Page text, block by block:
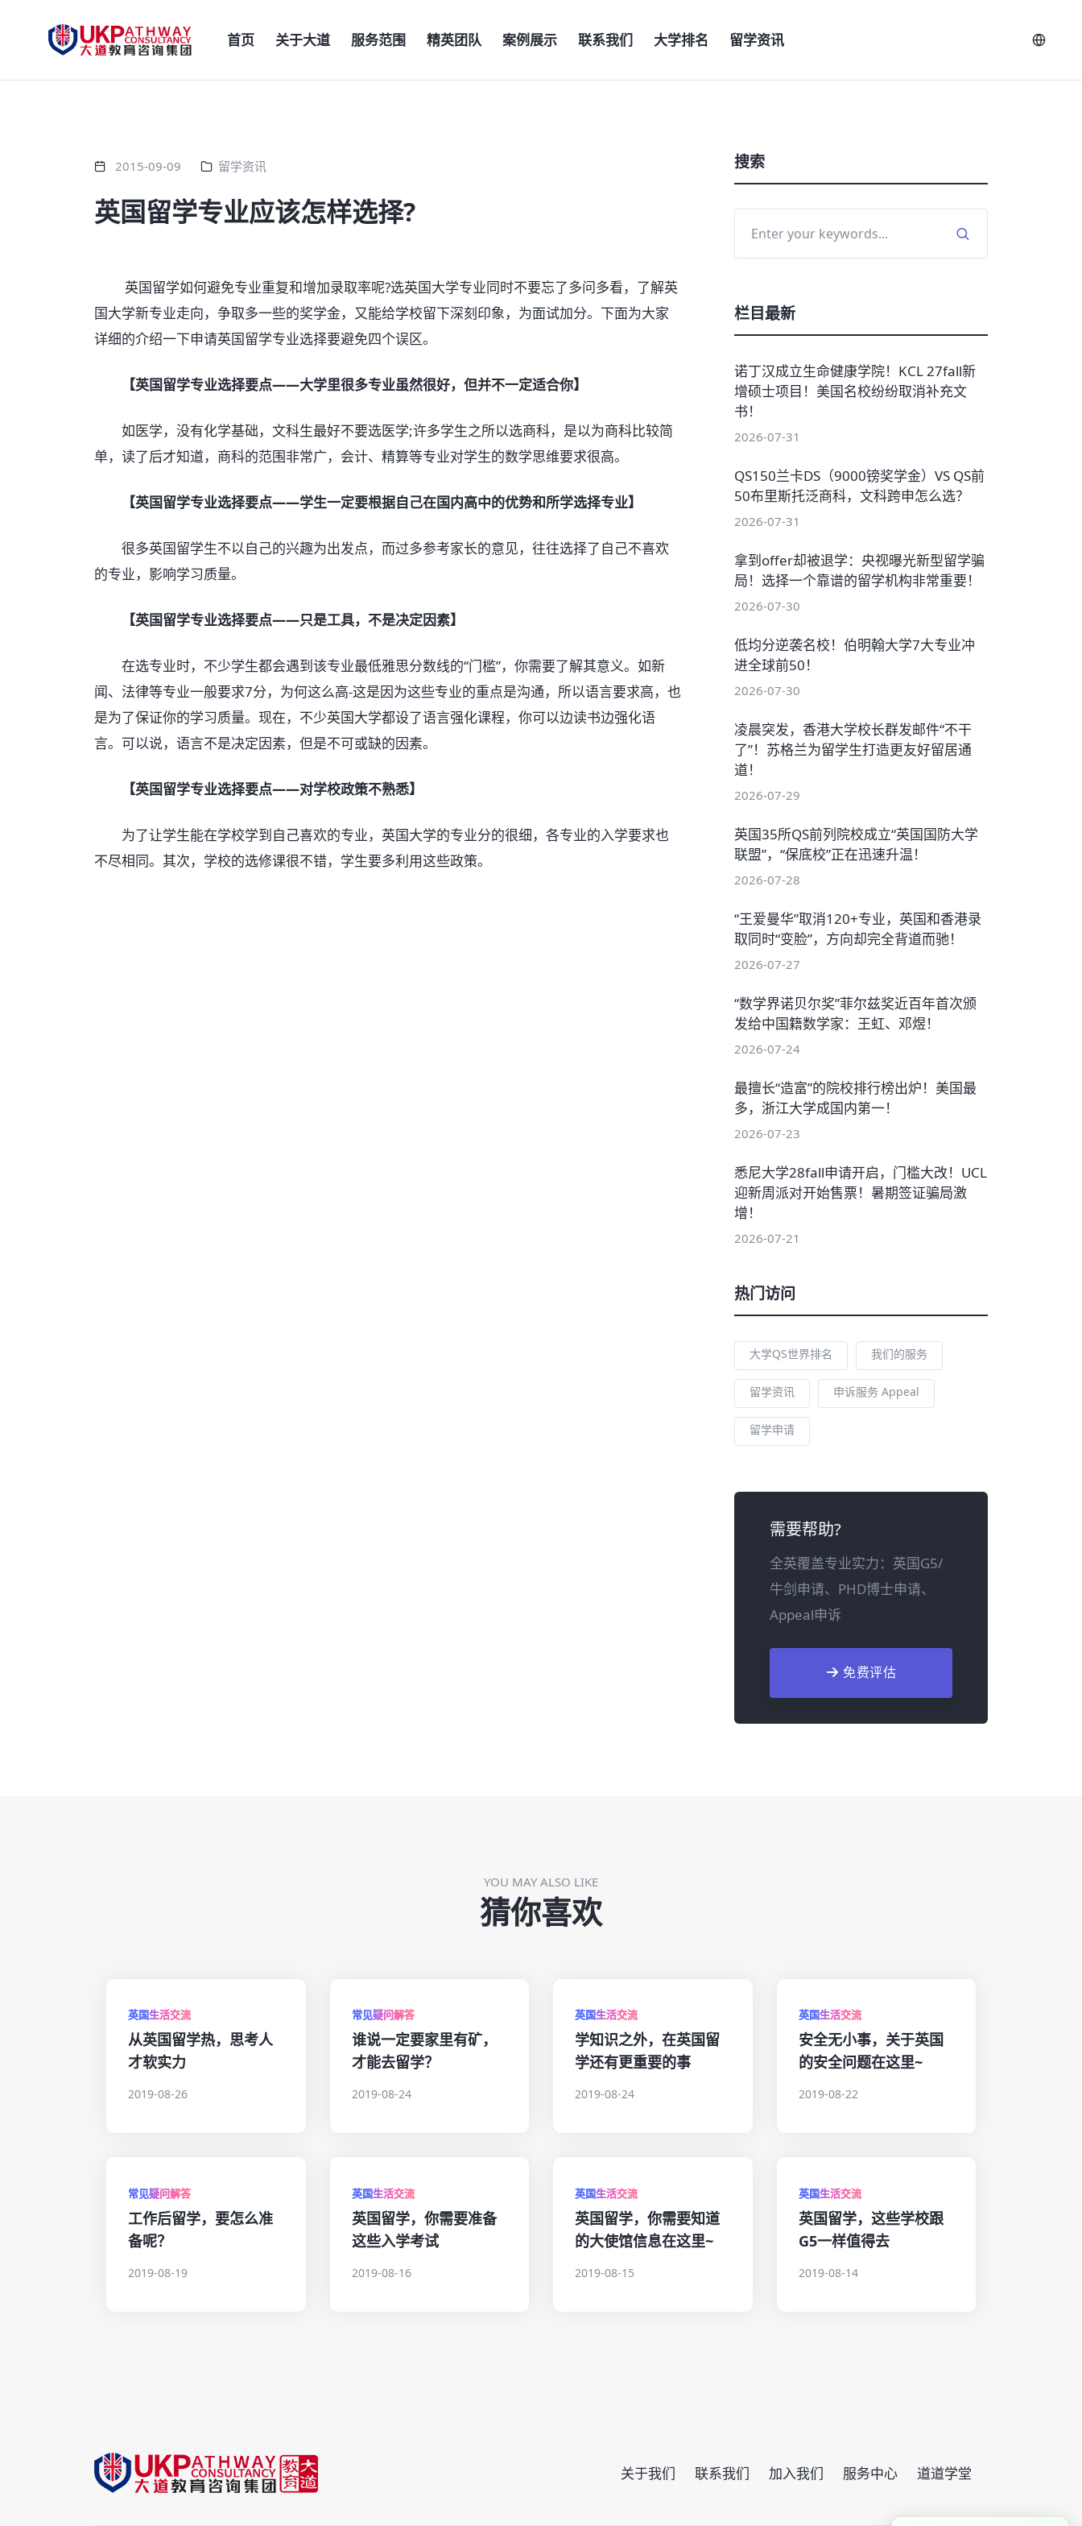
首页 关于大道 服务范围 精英团队 案例展示 联系我们 大学排名 留学资讯
2015-09-09 留学资讯
英国留学专业应该怎样选择?
英国留学如何避免专业重复和增加录取率呢?选英国大学专业同时不要忘了多问多看，了解英
国大学新专业走向，争取多一些的奖学金，又能给学校留下深刻印象，为面试加分。下面为大家
详细的介绍一下申请英国留学专业选择要避免四个误区。
【英国留学专业选择要点——大学里很多专业虽然很好，但并不一定适合你】
如医学，没有化学基础，文科生最好不要选医学;许多学生之所以选商科，是以为商科比较简
单，读了后才知道，商科的范围非常广，会计、精算等专业对学生的数学思维要求很高。
【英国留学专业选择要点——学生一定要根据自己在国内高中的优势和所学选择专业】
很多英国留学生不以自己的兴趣为出发点，而过多参考家长的意见，往往选择了自己不喜欢
的专业，影响学习质量。
【英国留学专业选择要点——只是工具，不是决定因素】
在选专业时，不少学生都会遇到该专业最低雅思分数线的“门槛”，你需要了解其意义。如新
闻、法律等专业一般要求7分，为何这么高-这是因为这些专业的重点是沟通，所以语言要求高，也
是为了保证你的学习质量。现在，不少英国大学都设了语言强化课程，你可以边读书边强化语
言。可以说，语言不是决定因素，但是不可或缺的因素。
【英国留学专业选择要点——对学校政策不熟悉】
为了让学生能在学校学到自己喜欢的专业，英国大学的专业分的很细，各专业的入学要求也
不尽相同。其次，学校的选修课很不错，学生要多利用这些政策。
搜索
栏目最新
诺丁汉成立生命健康学院！KCL 27fall新
增硕士项目！美国名校纷纷取消补充文
书！
2026-07-31
QS150兰卡DS（9000镑奖学金）VS QS前
50布里斯托泛商科，文科跨申怎么选？
2026-07-31
拿到offer却被退学：央视曝光新型留学骗
局！选择一个靠谱的留学机构非常重要！
2026-07-30
低均分逆袭名校！伯明翰大学7大专业冲
进全球前50！
2026-07-30
凌晨突发，香港大学校长群发邮件“不干
了”！苏格兰为留学生打造更友好留居通
道！
2026-07-29
英国35所QS前列院校成立“英国国防大学
联盟”，“保底校”正在迅速升温！
2026-07-28
“王爱曼华”取消120+专业，英国和香港录
取同时“变脸”，方向却完全背道而驰！
2026-07-27
“数学界诺贝尔奖”菲尔兹奖近百年首次颁
发给中国籍数学家：王虹、邓煜！
2026-07-24
最擅长“造富”的院校排行榜出炉！美国最
多，浙江大学成国内第一！
2026-07-23
悉尼大学28fall申请开启，门槛大改！UCL
迎新周派对开始售票！暑期签证骗局激
增！
2026-07-21
热门访问
大学QS世界排名 我们的服务
留学资讯 申诉服务 Appeal
留学申请
需要帮助?
全英覆盖专业实力：英国G5/
牛剑申请、PHD博士申请、
Appeal申诉
免费评估
YOU MAY ALSO LIKE
猜你喜欢
英国生活交流
从英国留学热，思考人
才软实力
2019-08-26
常见疑问解答
谁说一定要家里有矿，
才能去留学？
2019-08-24
英国生活交流
学知识之外，在英国留
学还有更重要的事
2019-08-24
英国生活交流
安全无小事，关于英国
的安全问题在这里~
2019-08-22
常见疑问解答
工作后留学，要怎么准
备呢？
2019-08-19
英国生活交流
英国留学，你需要准备
这些入学考试
2019-08-16
英国生活交流
英国留学，你需要知道
的大使馆信息在这里~
2019-08-15
英国生活交流
英国留学，这些学校跟
G5一样值得去
2019-08-14
关于我们 联系我们 加入我们 服务中心 道道学堂